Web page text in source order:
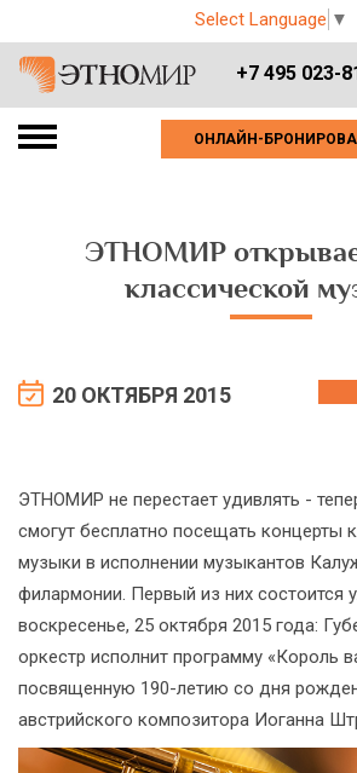
Select Language ▼
+7 495 023-
ОНЛАЙН-
ЭТНОМИР
классической
20 ОКТЯБРЯ 2015
ЭТНОМИР не перестает удивлять -
смогут бесплатно посещать концерты
музыки в исполнении музыкантов
филармонии. Первый из них состоится
воскресенье, 25 октября 2015 года:
оркестр исполнит программу «Король
посвященную 190-летию со дня
австрийского композитора Иоганна